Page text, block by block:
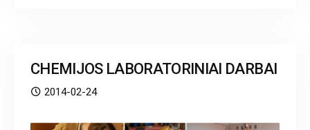
CHEMIJOS LABORATORINIAI DARBAI
2014-02-24